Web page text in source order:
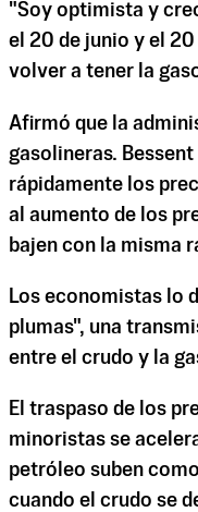
"Soy optimista y
el 20 de junio y el
volver a tener la
Afirmó que la
gasolineras.
rápidamente los
al aumento de los
bajen con la misma
Los economistas lo
plumas", una
entre el crudo y la
El traspaso de los
minoristas se
petróleo suben
cuando el crudo se